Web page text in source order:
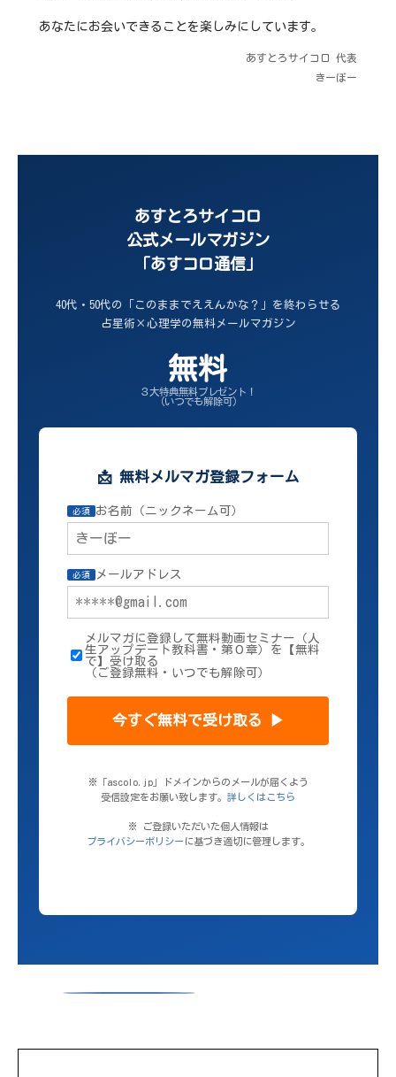
あなたにお会いできることを楽しみにしています。
あすとろサイコロ 代表
きーぼー
あすとろサイコロ
公式メールマガジン
「あすコロ通信」
40代・50代の「このままでええんかな？」を終わらせる
占星術×心理学の無料メールマガジン
無料
３大特典無料プレゼント！
（いつでも解除可）
📩 無料メルマガ登録フォーム
必須 お名前（ニックネーム可）
必須 メールアドレス
メルマガに登録して無料動画セミナー（人
生アップデート教科書・第０章）を【無料
で】受け取る
（ご登録無料・いつでも解除可）
今すぐ無料で受け取る ▶
※「ascolo.jp」ドメインからのメールが届くよう
受信設定をお願い致します。 詳しくはこちら
※ ご登録いただいた個人情報は
プライバシーポリシーに基づき適切に管理します。